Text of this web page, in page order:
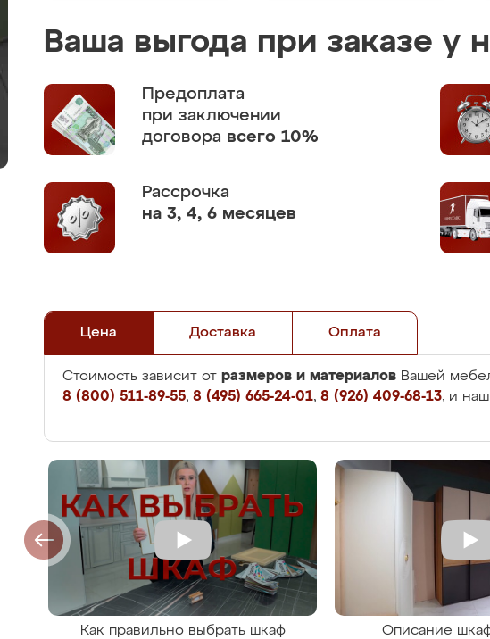
Ваша выгода при заказе у
Предоплата
при заключении
договора всего 10%
Рассрочка
на 3, 4, 6 месяцев
Цена Доставка Оплата
Стоимость зависит от размеров и материалов Вашей
8 (800) 511-89-55, 8 (495) 665-24-01, 8 (926) 409-68-13, и
Как правильно выбрать шкаф
Описание